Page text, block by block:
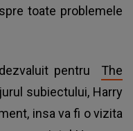
toate problemele
pentru The
subiectului, Harry
insa va fi o vizita